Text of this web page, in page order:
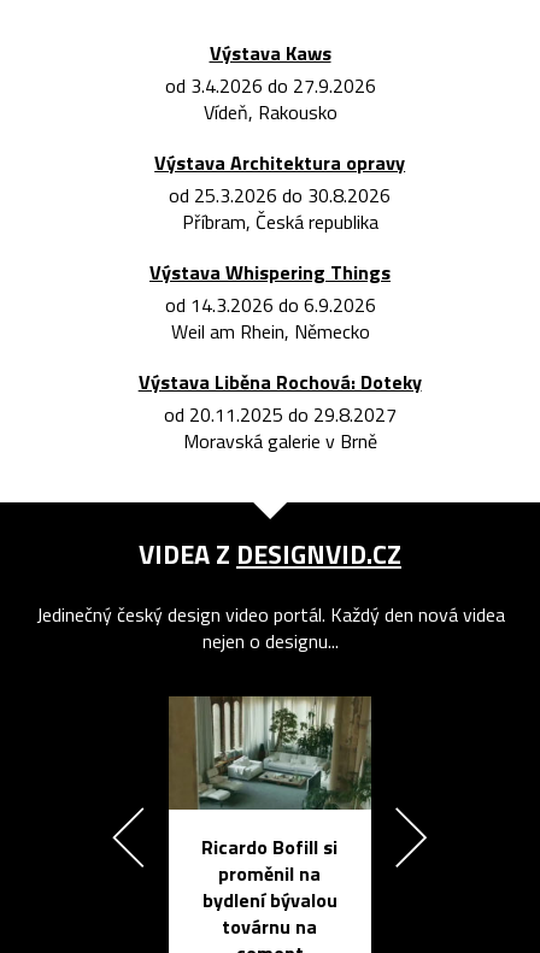
Výstava Kaws
od 3.4.2026 do 27.9.2026
Vídeň, Rakousko
Výstava Architektura opravy
od 25.3.2026 do 30.8.2026
Příbram, Česká republika
Výstava Whispering Things
od 14.3.2026 do 6.9.2026
Weil am Rhein, Německo
Výstava Liběna Rochová: Doteky
od 20.11.2025 do 29.8.2027
Moravská galerie v Brně
VIDEA Z DESIGNVID.CZ
Jedinečný český design video portál. Každý den nová videa
nejen o designu...
Ricardo Bofill si
proměnil na
bydlení bývalou
továrnu na